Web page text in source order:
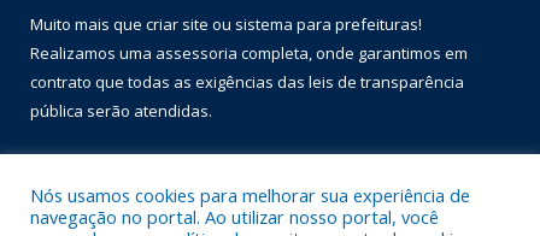
Muito mais que criar site ou sistema para prefeituras!
Realizamos uma assessoria completa, onde garantimos em
contrato que todas as exigências das leis de transparência
pública serão atendidas.
Nós usamos cookies para melhorar sua experiência de
navegação no portal. Ao utilizar nosso portal, você